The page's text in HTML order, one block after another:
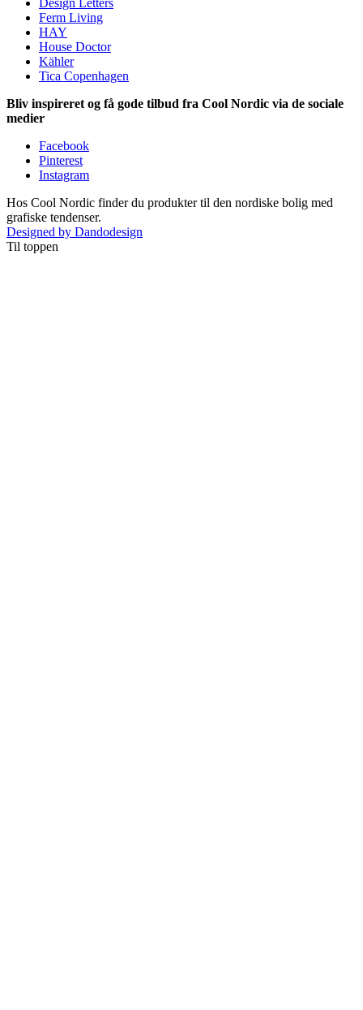
Ferm Living
HAY
House Doctor
Kähler
Tica Copenhagen
Bliv inspireret og få gode tilbud fra Cool Nordic via de sociale
medier
Facebook
Pinterest
Instagram
Hos Cool Nordic finder du produkter til den nordiske bolig med
grafiske tendenser.
Designed by Dandodesign
Til toppen